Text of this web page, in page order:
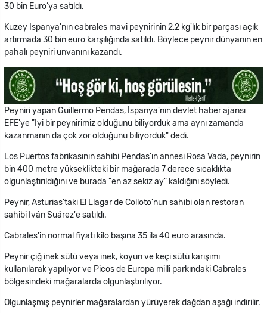
30 bin Euro’ya satıldı.
Kuzey İspanya'nın cabrales mavi peynirinin 2,2 kg'lık bir parçası açık
artırmada 30 bin euro karşılığında satıldı. Böylece peynir dünyanın en
pahalı peyniri unvanını kazandı.
Peyniri yapan Guillermo Pendas, İspanya'nın devlet haber ajansı
EFE'ye "İyi bir peynirimiz olduğunu biliyorduk ama aynı zamanda
kazanmanın da çok zor olduğunu biliyorduk" dedi.
Los Puertos fabrikasının sahibi Pendas'ın annesi Rosa Vada, peynirin
bin 400 metre yükseklikteki bir mağarada 7 derece sıcaklıkta
olgunlaştırıldığını ve burada "en az sekiz ay" kaldığını söyledi.
Peynir, Asturias'taki El Llagar de Colloto'nun sahibi olan restoran
sahibi Iván Suárez'e satıldı.
Cabrales'in normal fiyatı kilo başına 35 ila 40 euro arasında.
Peynir çiğ inek sütü veya inek, koyun ve keçi sütü karışımı
kullanılarak yapılıyor ve Picos de Europa milli parkındaki Cabrales
bölgesindeki mağaralarda olgunlaştırılıyor.
Olgunlaşmış peynirler mağaralardan yürüyerek dağdan aşağı indirilir.